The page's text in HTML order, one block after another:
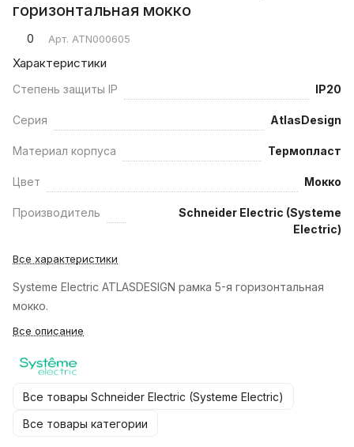
горизонтальная мокко
0 Арт. ATN000605
Характеристики
Степень защиты IP IP20
Серия AtlasDesign
Материал корпуса Термопласт
Цвет Мокко
Производитель
Schneider Electric (Systeme
Electric)
Все характеристики
Systeme Electric ATLASDESIGN рамка 5-я горизонтальная
мокко.
Все описание
Все товары Schneider Electric (Systeme Electric)
Все товары категории